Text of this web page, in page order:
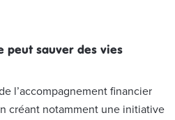
peut sauver des vies
l’accompagnement financier
créant notamment une initiative